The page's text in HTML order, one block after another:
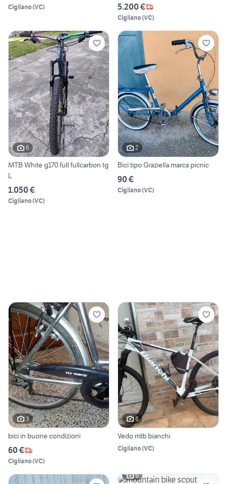
Cigliano(VC) 5.200 €
Cigliano(VC)
6
MTB White g170 full fullcarbon tg
L
1.050 €
Cigliano(VC)
2
Bici tipo Graziella marca picnic
90 €
Cigliano(VC)
3
bici in buone condizioni
60 €
Cigliano(VC)
6
Vedo mtb bianchi
Cigliano(VC)
5